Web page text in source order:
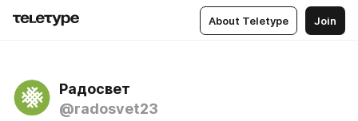
About Teletype Join
Радосвет
@radosvet23